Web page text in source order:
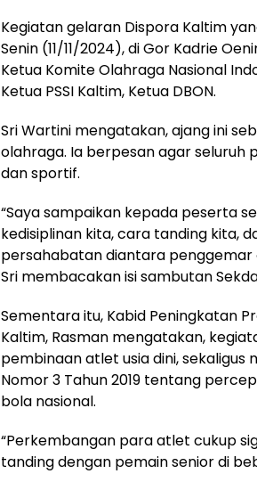
Kegiatan gelaran Dispora Kaltim
Senin (11/11/2024), di Gor Kadrie
Ketua Komite Olahraga Nasional
Ketua PSSI Kaltim, Ketua DBON.
Sri Wartini mengatakan, ajang ini
olahraga. Ia berpesan agar seluruh
dan sportif.
“Saya sampaikan kepada peserta
kedisiplinan kita, cara tanding kita,
persahabatan diantara penggemar
Sri membacakan isi sambutan
Sementara itu, Kabid Peningkatan
Kaltim, Rasman mengatakan,
pembinaan atlet usia dini, sekaligus
Nomor 3 Tahun 2019 tentang
bola nasional.
“Perkembangan para atlet cukup
tanding dengan pemain senior di